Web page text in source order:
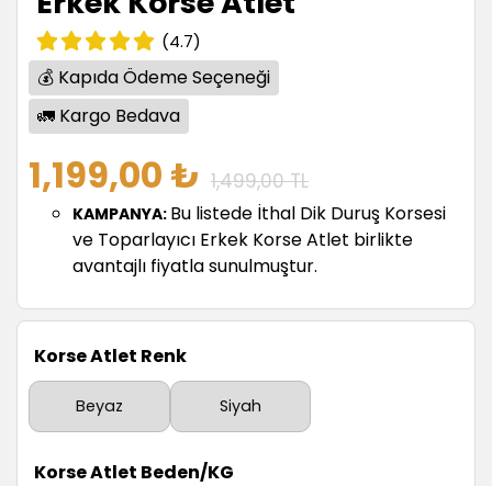
(4.7)
💰 Kapıda Ödeme Seçeneği
🚛 Kargo Bedava
1,199,00 ₺ 1,499,00 TL
KAMPANYA: Bu listede İthal Dik Duruş Korsesi
ve Toparlayıcı Erkek Korse Atlet birlikte
avantajlı fiyatla sunulmuştur.
Korse Atlet Renk
Beyaz Siyah
Korse Atlet Beden/KG